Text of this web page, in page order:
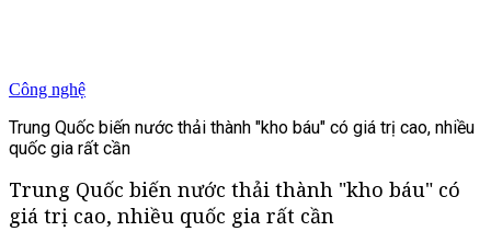
Công nghệ
Trung Quốc biến nước thải thành "kho báu" có giá trị cao, nhiều
quốc gia rất cần
Trung Quốc biến nước thải thành "kho báu" có
giá trị cao, nhiều quốc gia rất cần